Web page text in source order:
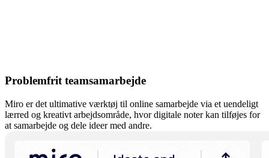
Problemfrit teamsamarbejde
Miro er det ultimative værktøj til online samarbejde via et uendeligt
lærred og kreativt arbejdsområde, hvor digitale noter kan tilføjes for
at samarbejde og dele ideer med andre.